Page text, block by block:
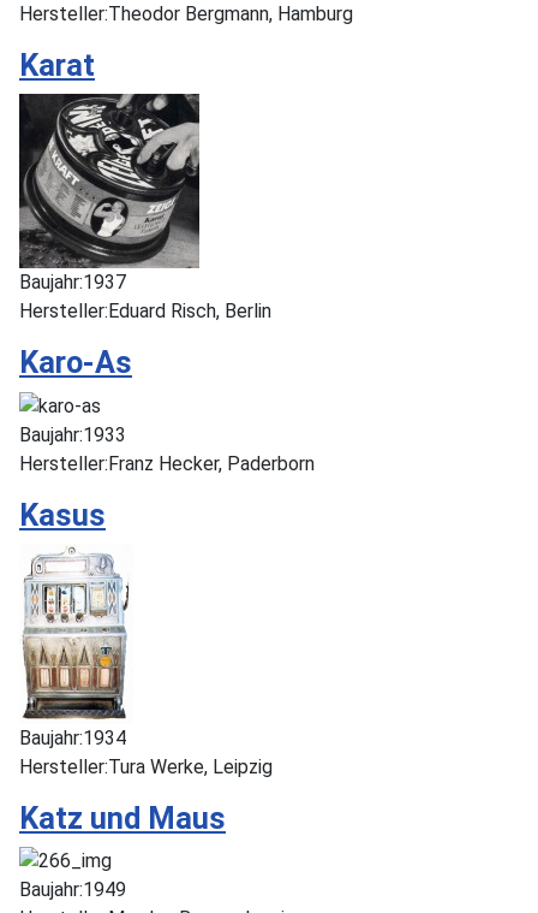
Hersteller:Theodor Bergmann, Hamburg
Karat
Baujahr:1937
Hersteller:Eduard Risch, Berlin
Karo-As
Baujahr:1933
Hersteller:Franz Hecker, Paderborn
Kasus
Baujahr:1934
Hersteller:Tura Werke, Leipzig
Katz und Maus
Baujahr:1949